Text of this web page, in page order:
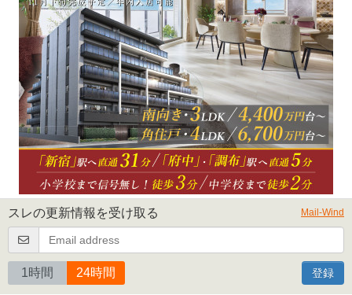
スレの更新情報を受け取る Mail-Wind
1時間 24時間 登録